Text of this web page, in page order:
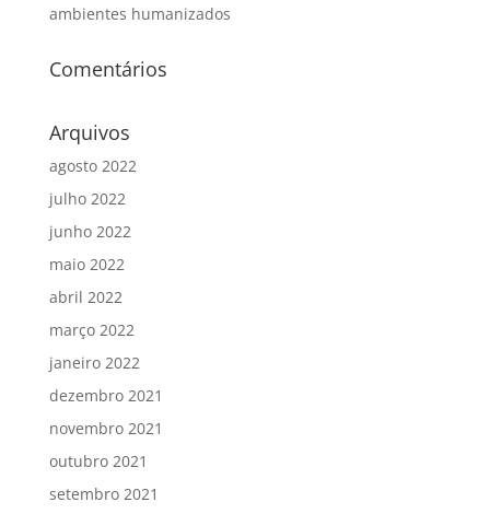
ambientes humanizados
Comentários
Arquivos
agosto 2022
julho 2022
junho 2022
maio 2022
abril 2022
março 2022
janeiro 2022
dezembro 2021
novembro 2021
outubro 2021
setembro 2021